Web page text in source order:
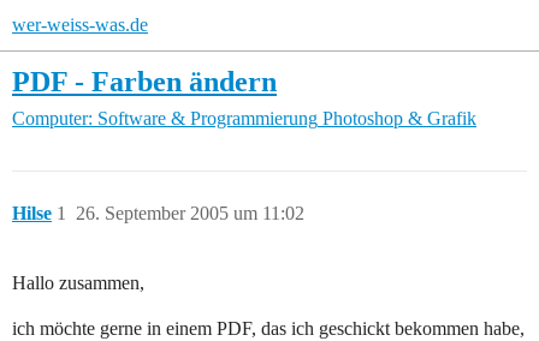
wer-weiss-was.de
PDF - Farben ändern
Computer: Software & Programmierung Photoshop & Grafik
Hilse 26. September 2005 um 11:02
1
Hallo zusammen,
ich möchte gerne in einem PDF, das ich geschickt bekommen habe,